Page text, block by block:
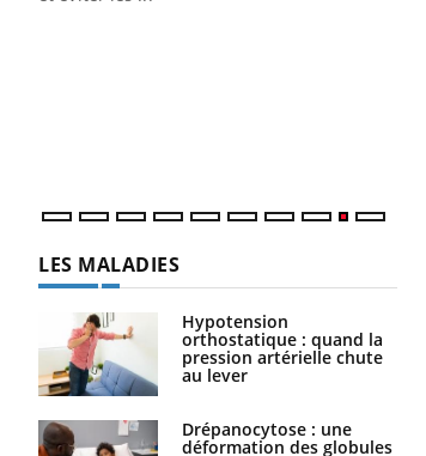
LES MALADIES
Hypotension
orthostatique : quand la
pression artérielle chute
au lever
Drépanocytose : une
déformation des globules